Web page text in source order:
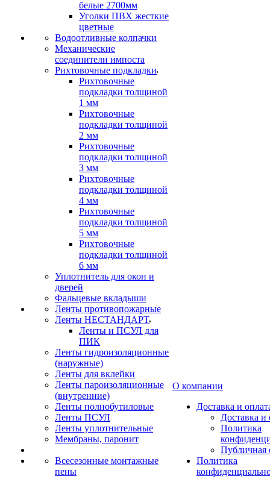
белые 2700мм
Уголки ПВХ жесткие
цветные
Водоотливные колпачки
Механические
соединители импоста
Рихтовочные подкладки
Рихтовочные
подкладки толщиной
1 мм
Рихтовочные
подкладки толщиной
2 мм
Рихтовочные
подкладки толщиной
3 мм
Рихтовочные
подкладки толщиной
4 мм
Рихтовочные
подкладки толщиной
5 мм
Рихтовочные
подкладки толщиной
6 мм
Уплотнитель для окон и
дверей
Фальцевые вкладыши
Ленты противопожарные
Ленты НЕСТАНДАРТ
Ленты и ПСУЛ для
ПИК
Ленты гидроизоляционные
(наружные)
Ленты для вклейки
Ленты пароизоляционные
(внутренние)
Ленты полнобутиловые
Ленты ПСУЛ
Ленты уплотнительные
Мембраны, паронит
Всесезонные монтажные
пены
О компании
Доставка и
Доставка и
Политика
Публичная
Политика